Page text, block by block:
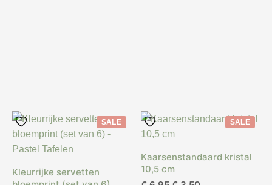
SALE
Kleurrijke servetten
SALE
Kaarsenstandaard kristal
10,5 cm